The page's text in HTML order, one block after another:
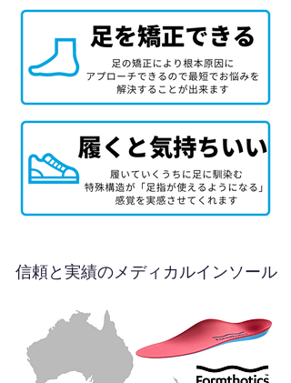
信頼と実績のメディカルインソール